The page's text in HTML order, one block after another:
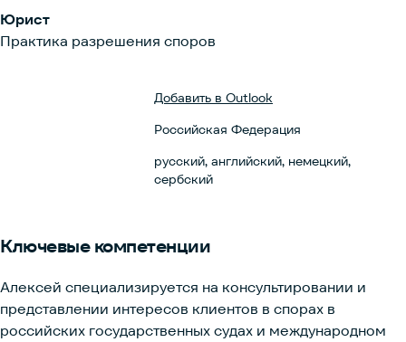
Юрист
Практика разрешения споров
Добавить в Outlook
Российская Федерация
русский, английский, немецкий,
сербский
Ключевыекомпетенции
Алексей специализируется на консультировании и
представлении интересов клиентов в спорах в
российских государственных судах и международном